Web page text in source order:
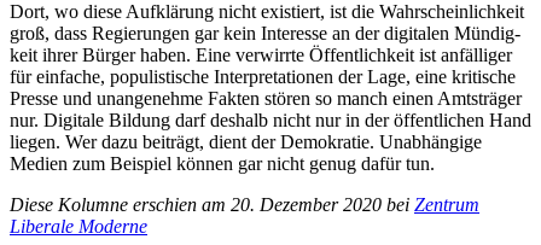
Dort, wo diese Auf­klä­rung nicht exis­tiert, ist die Wahr­schein­lich­keit
groß, dass Regie­run­gen gar kein Inter­esse an der digi­ta­len Mün­dig­
keit ihrer Bürger haben. Eine ver­wirrte Öffent­lich­keit ist anfäl­li­ger
für ein­fa­che, popu­lis­ti­sche Inter­pre­ta­tio­nen der Lage, eine kri­ti­sche
Presse und unan­ge­nehme Fakten stören so manch einen Amts­trä­ger
nur. Digi­tale Bildung darf deshalb nicht nur in der öffent­li­chen Hand
liegen. Wer dazu bei­trägt, dient der Demo­kra­tie. Unab­hän­gige
Medien zum Bei­spiel können gar nicht genug dafür tun.
Diese Kolumne erschien am 20. Dezember 2020 bei Zentrum
Liberale Moderne